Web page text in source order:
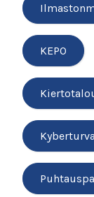
KEPO
Kyberturva